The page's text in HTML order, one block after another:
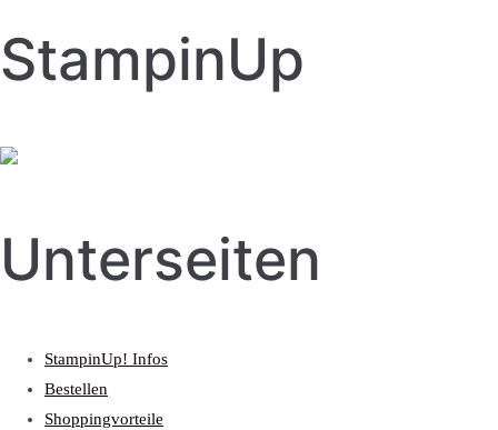
StampinUp
Unterseiten
StampinUp! Infos
Bestellen
Shoppingvorteile